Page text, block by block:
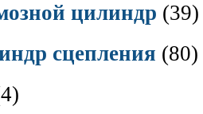
цилиндр (39)
сцепления (80)